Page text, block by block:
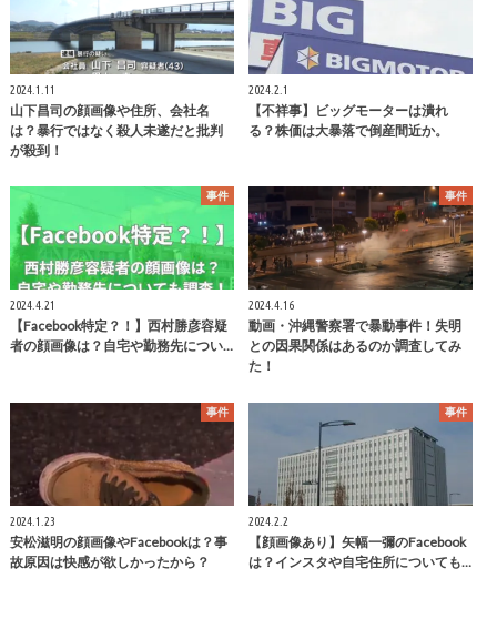
2024.1.11
山下昌司の顔画像や住所、会社名
は？暴行ではなく殺人未遂だと批判
が殺到！
2024.2.1
【不祥事】ビッグモーターは潰れ
る？株価は大暴落で倒産間近か。
事件
2024.4.21
【Facebook特定？！】西村勝彦容疑
者の顔画像は？自宅や勤務先につい…
事件
2024.4.16
動画・沖縄警察署で暴動事件！失明
との因果関係はあるのか調査してみ
た！
事件
2024.1.23
安松滋明の顔画像やFacebookは？事
故原因は快感が欲しかったから？
事件
2024.2.2
【顔画像あり】矢幅一彌のFacebook
は？インスタや自宅住所についても…